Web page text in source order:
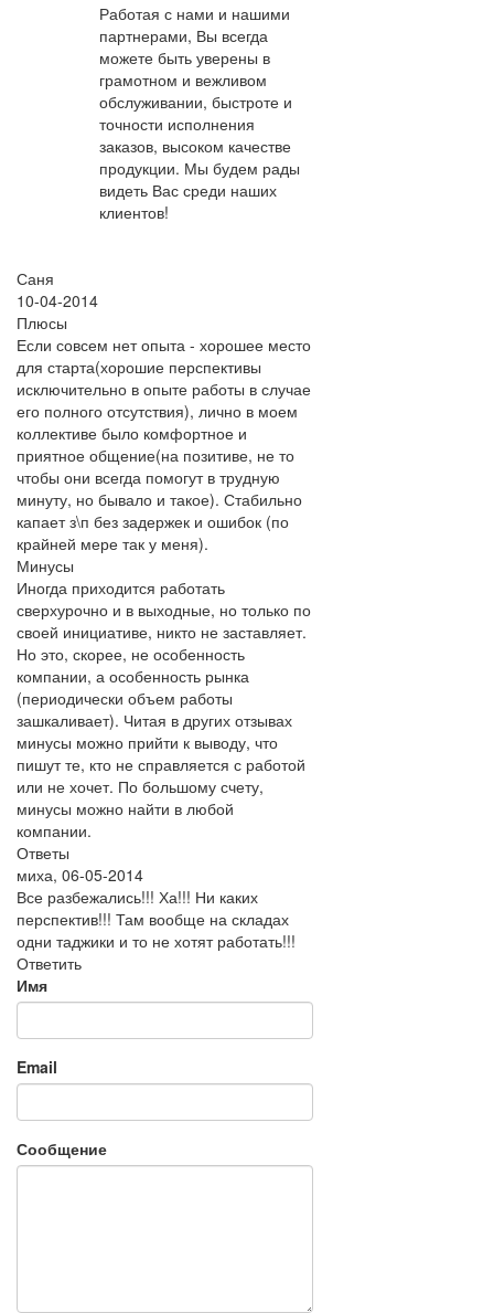
Работая с нами и нашими
партнерами, Вы всегда
можете быть уверены в
грамотном и вежливом
обслуживании, быстроте и
точности исполнения
заказов, высоком качестве
продукции. Мы будем рады
видеть Вас среди наших
клиентов!
Саня
10-04-2014
Плюсы
Если совсем нет опыта - хорошее место
для старта(хорошие перспективы
исключительно в опыте работы в случае
его полного отсутствия), лично в моем
коллективе было комфортное и
приятное общение(на позитиве, не то
чтобы они всегда помогут в трудную
минуту, но бывало и такое). Стабильно
капает з\п без задержек и ошибок (по
крайней мере так у меня).
Минусы
Иногда приходится работать
сверхурочно и в выходные, но только по
своей инициативе, никто не заставляет.
Но это, скорее, не особенность
компании, а особенность рынка
(периодически объем работы
зашкаливает). Читая в других отзывах
минусы можно прийти к выводу, что
пишут те, кто не справляется с работой
или не хочет. По большому счету,
минусы можно найти в любой
компании.
Ответы
миха, 06-05-2014
Все разбежались!!! Ха!!! Ни каких
перспектив!!! Там вообще на складах
одни таджики и то не хотят работать!!!
Ответить
Имя
Email
Сообщение